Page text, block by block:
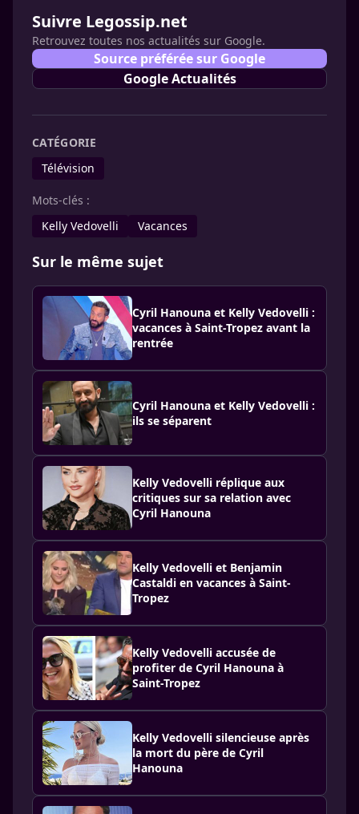
Suivre Legossip.net
Retrouvez toutes nos actualités sur Google.
Source préférée sur Google
Google Actualités
CATÉGORIE
Télévision
Mots-clés :
Kelly Vedovelli
Vacances
Sur le même sujet
Cyril Hanouna et Kelly Vedovelli :
vacances à Saint-Tropez avant la
rentrée
Cyril Hanouna et Kelly Vedovelli :
ils se séparent
Kelly Vedovelli réplique aux
critiques sur sa relation avec
Cyril Hanouna
Kelly Vedovelli et Benjamin
Castaldi en vacances à Saint-
Tropez
Kelly Vedovelli accusée de
profiter de Cyril Hanouna à
Saint-Tropez
Kelly Vedovelli silencieuse après
la mort du père de Cyril
Hanouna